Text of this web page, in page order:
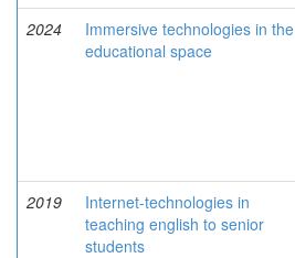
2024
Immersive technologies in the
educational space
2019
Internet-technologies in
teaching english to senior
students